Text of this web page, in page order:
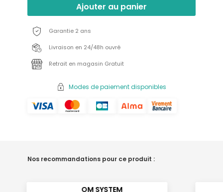
Ajouter au panier
Garantie 2 ans
Livraison en 24/48h ouvré
Retrait en magasin Gratuit
Modes de paiement disponibles
Nos recommandations pour ce produit :
OM SYSTEM